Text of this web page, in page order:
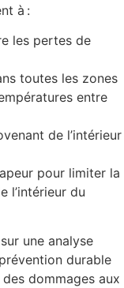
à :
les pertes de
toutes les zones
entre
de l’intérieur
pour limiter la
l’intérieur du
une analyse
durable
dommages aux